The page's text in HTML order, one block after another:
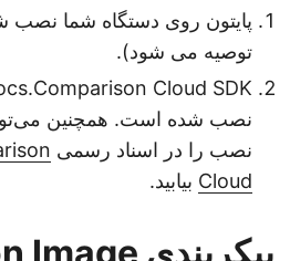
توصیه می شود).
نصب شده است. همچنین
نصب را در اسناد رسمی
Cloudبیابید.